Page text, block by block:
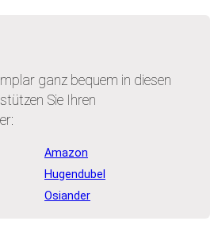
ganz bequem in diesen
Sie Ihren
Amazon
Hugendubel
Osiander